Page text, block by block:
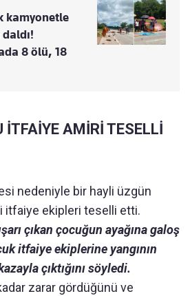
kamyonetle
8 ölü, 18
İTFAİYE AMİRİ TESELLİ
nedeniyle bir hayli üzgün
itfaiye ekipleri teselli etti.
çıkan çocuğun ayağına galoş
itfaiye ekiplerine yangının
çıktığını söyledi.
zarar gördüğünü ve